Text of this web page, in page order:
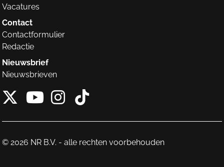
Vacatures
Contact
Contactformulier
Redactie
Nieuwsbrief
Nieuwsbrieven
X van NieuwRechts
Instagram van
Tiktok van
© 2026 NR B.V. - alle rechten voorbehouden